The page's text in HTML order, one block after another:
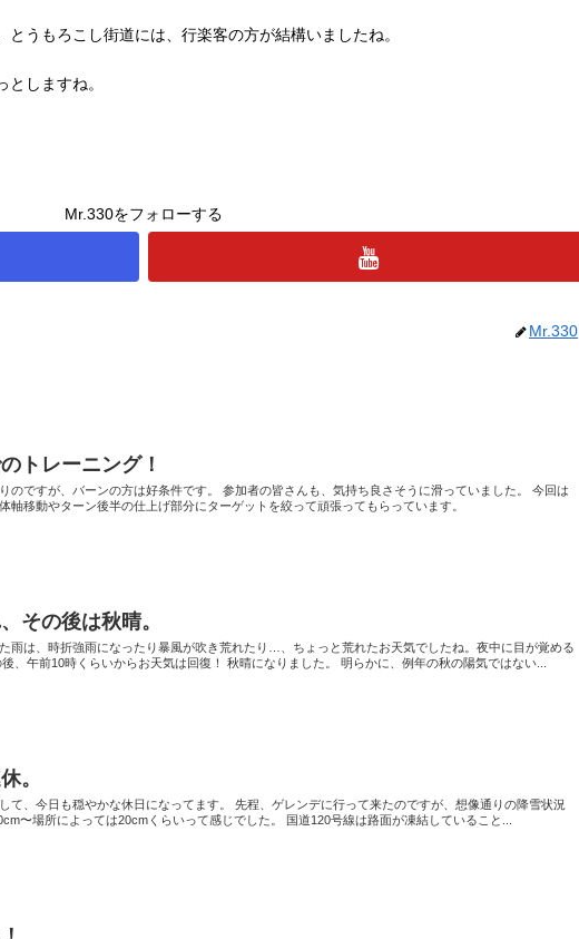
うもろこし街道には、行楽客の方が結構いましたね。
しますね。
Mr.330をフォローする
Mr.330
トレーニング！
のですが、バーンの方は好条件です。 参加者の皆さんも、気持ち良さそうに滑っていました。 今回は
軸移動やターン後半の仕上げ部分にターゲットを絞って頑張ってもらっています。
その後は秋晴。
雨は、時折強雨になったり暴風が吹き荒れたり…、ちょっと荒れたお天気でしたね。夜中に目が覚める
、午前10時くらいからお天気は回復！ 秋晴になりました。 明らかに、例年の秋の陽気ではない...
。
て、今日も穏やかな休日になってます。 先程、ゲレンデに行って来たのですが、想像通りの降雪状況
〜場所によっては20cmくらいって感じでした。 国道120号線は路面が凍結していること...